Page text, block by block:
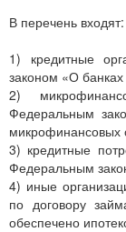
В перечень входят:
1) кредитные
законом «О банках
2)
Федеральным
микрофинансовых
3) кредитные
Федеральным
4) иные
по договору
обеспечено